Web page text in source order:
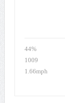
44%
1009
1.66mph